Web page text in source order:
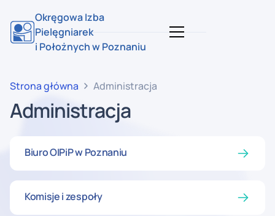
Okręgowa Izba
Pielęgniarek
i Położnych w Poznaniu
Strona główna Administracja
Administracja
Biuro OIPiP w Poznaniu
Komisje i zespoły